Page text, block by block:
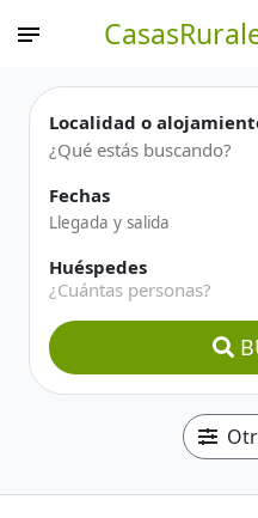
Localidad o
Fechas
Huéspedes
¿Cuántas personas?